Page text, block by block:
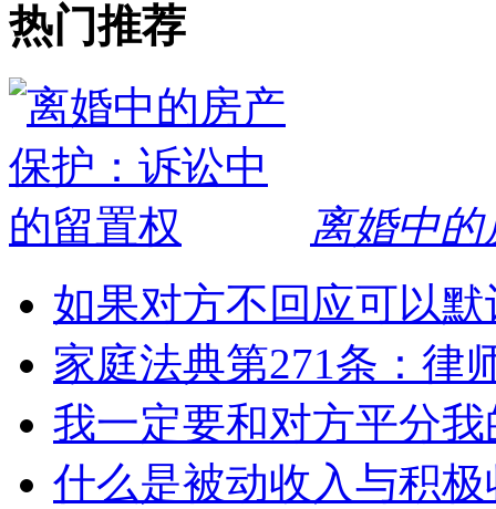
热门推荐
离婚中
如果对方不回应可以
家庭法典第271条：律
我一定要和对方平分
什么是被动收入与积